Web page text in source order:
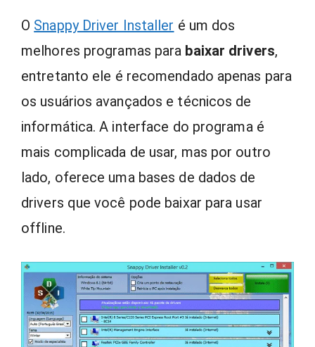
O Snappy Driver Installer é um dos
melhores programas para baixar drivers,
entretanto ele é recomendado apenas para
os usuários avançados e técnicos de
informática. A interface do programa é
mais complicada de usar, mas por outro
lado, oferece uma bases de dados de
drivers que você pode baixar para usar
offline.